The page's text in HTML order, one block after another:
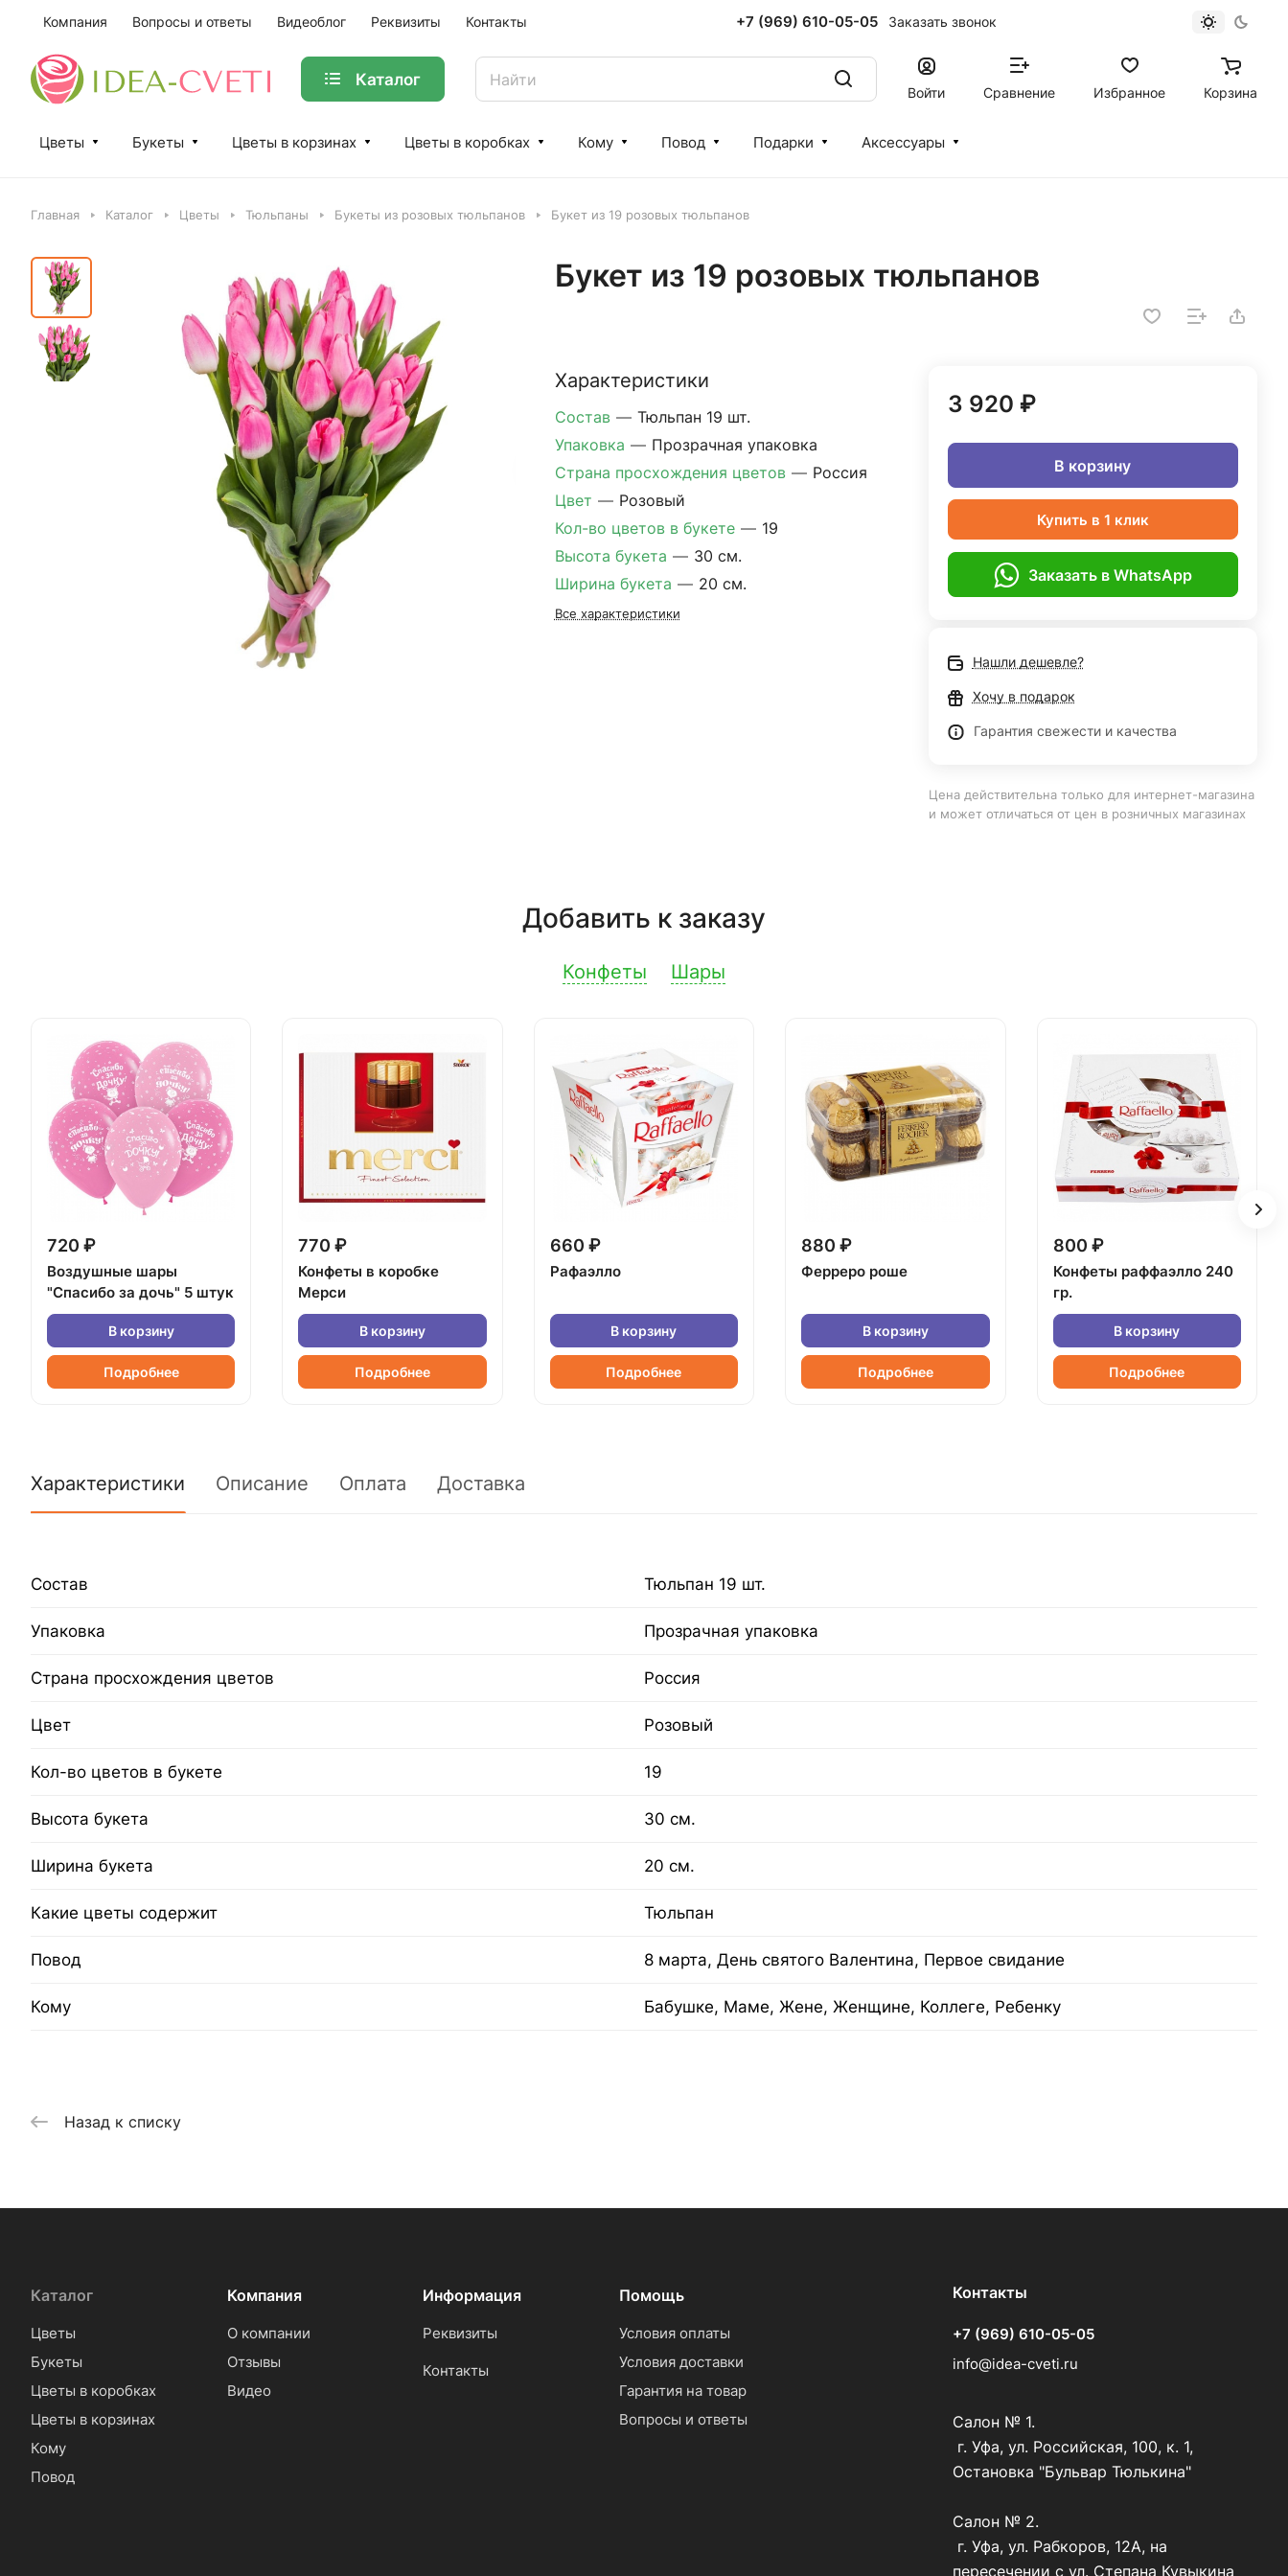
Компания Вопросы и ответы Видеоблог Реквизиты Контакты +7 (969) 610-05-05 Заказать звонок
Каталог
Войти Сравнение Избранное Корзина
Цветы Букеты Цветы в корзинах Цветы в коробках Кому Повод Подарки Аксессуары
Главная Каталог Цветы Тюльпаны Букеты из розовых тюльпанов Букет из 19 розовых тюльпанов
Букет из 19 розовых тюльпанов
Характеристики
Состав — Тюльпан 19 шт.
Упаковка — Прозрачная упаковка
Страна просхождения цветов — Россия
Цвет — Розовый
Кол-во цветов в букете — 19
Высота букета — 30 см.
Ширина букета — 20 см.
Все характеристики
3 920 ₽
В корзину
Купить в 1 клик
Заказать в WhatsApp
Нашли дешевле?
Хочу в подарок
Гарантия свежести и качества
Цена действительна только для интернет-магазина
и может отличаться от цен в розничных магазинах
Добавить к заказу
Конфеты Шары
720 ₽
Воздушные шары
"Спасибо за дочь" 5 штук
В корзину
Подробнее
770 ₽
Конфеты в коробке
Мерси
В корзину
Подробнее
660 ₽
Рафаэлло
В корзину
Подробнее
880 ₽
Ферреро роше
В корзину
Подробнее
800 ₽
Конфеты раффаэлло 240
гр.
В корзину
Подробнее
Характеристики Описание Оплата Доставка
Состав Тюльпан 19 шт.
Упаковка Прозрачная упаковка
Страна просхождения цветов Россия
Цвет Розовый
Кол-во цветов в букете 19
Высота букета 30 см.
Ширина букета 20 см.
Какие цветы содержит Тюльпан
Повод 8 марта, День святого Валентина, Первое свидание
Кому Бабушке, Маме, Жене, Женщине, Коллеге, Ребенку
Назад к списку
Каталог
Цветы
Букеты
Цветы в коробках
Цветы в корзинах
Кому
Повод
Компания
О компании
Отзывы
Видео
Информация
Реквизиты
Контакты
Помощь
Условия оплаты
Условия доставки
Гарантия на товар
Вопросы и ответы
Контакты
+7 (969) 610-05-05
info@idea-cveti.ru
Салон № 1.
г. Уфа, ул. Российская, 100, к. 1,
Остановка "Бульвар Тюлькина"
Салон № 2.
г. Уфа, ул. Рабкоров, 12А, на
пересечении с ул. Степана Кувыкина